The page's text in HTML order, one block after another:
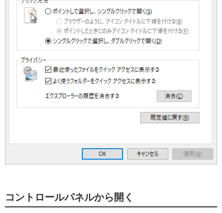
コントロールパネルから開く